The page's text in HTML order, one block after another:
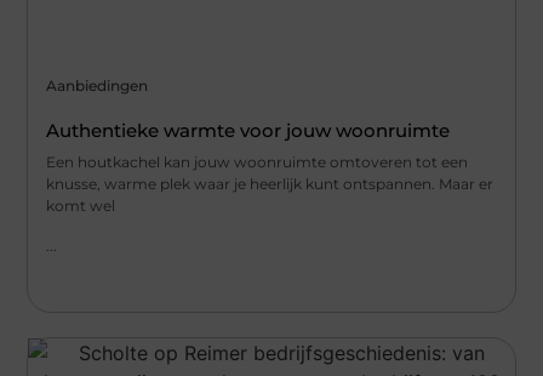
Aanbiedingen
Authentieke warmte voor jouw woonruimte
Een houtkachel kan jouw woonruimte omtoveren tot een
knusse, warme plek waar je heerlijk kunt ontspannen. Maar er
komt wel